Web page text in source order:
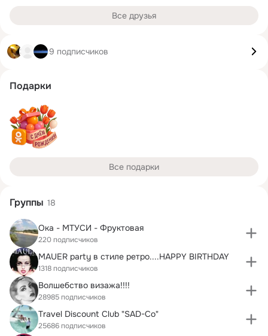
Все друзья
9 подписчиков
Подарки
Все подарки
Группы 18
Ока - МТУСИ - Фруктовая
220 подписчиков
MAUER party в стиле ретро....HAPPY BIRTHDAY
1318 подписчиков
Волшебство визажа!!!!
28985 подписчиков
Travel Discount Club "SAD-Cо"
25686 подписчиков